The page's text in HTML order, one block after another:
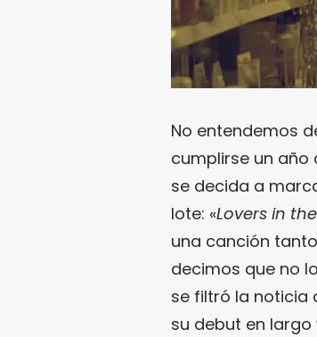
No entendemos
cumplirse un año
se decida a
lote: «Lovers in
una canción
decimos que no
se filtró la noticia
su debut en